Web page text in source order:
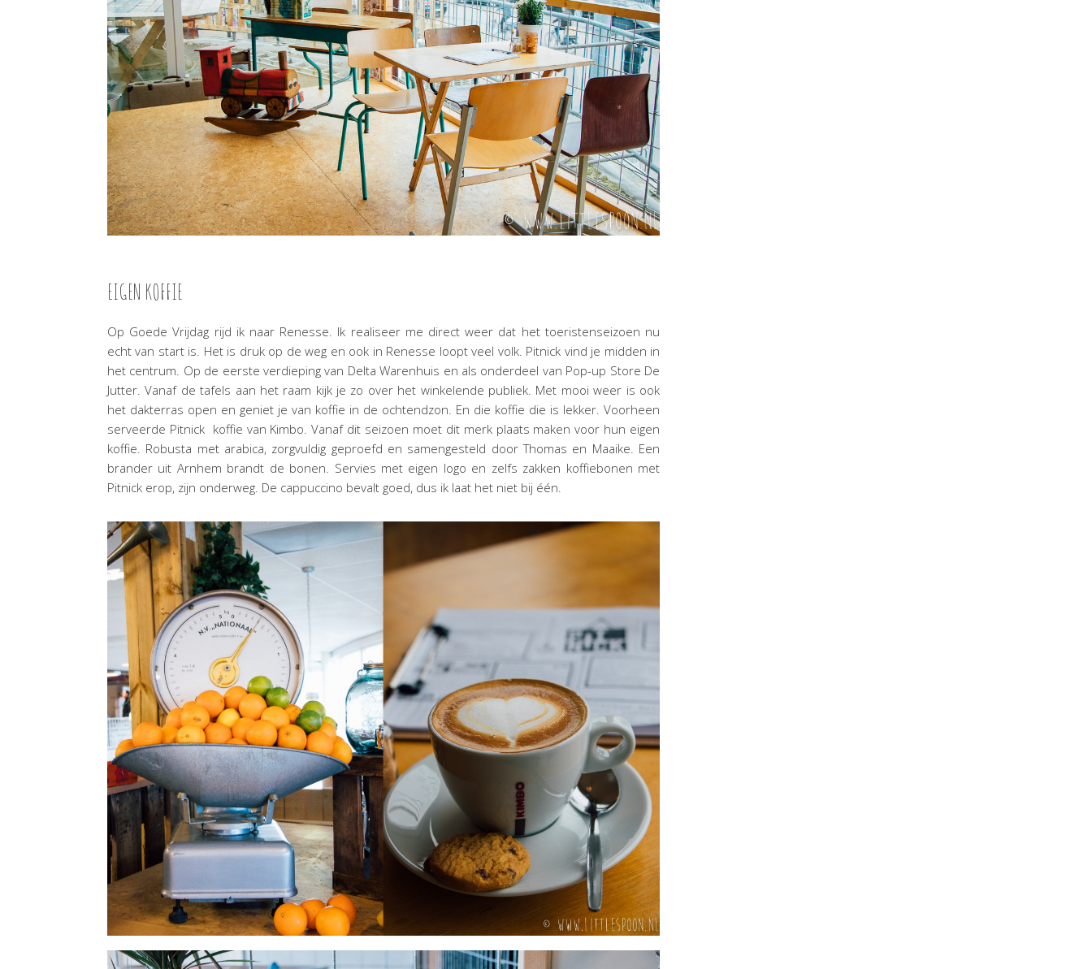
EIGEN KOFFIE
Op Goede Vrijdag rijd ik naar Renesse. Ik realiseer me direct weer dat het toeristenseizoen nu
echt van start is. Het is druk op de weg en ook in Renesse loopt veel volk. Pitnick vind je midden in
het centrum. Op de eerste verdieping van Delta Warenhuis en als onderdeel van Pop-up Store De
Jutter. Vanaf de tafels aan het raam kijk je zo over het winkelende publiek. Met mooi weer is ook
het dakterras open en geniet je van koffie in de ochtendzon. En die koffie die is lekker. Voorheen
serveerde Pitnick koffie van Kimbo. Vanaf dit seizoen moet dit merk plaats maken voor hun eigen
koffie. Robusta met arabica, zorgvuldig geproefd en samengesteld door Thomas en Maaike. Een
brander uit Arnhem brandt de bonen. Servies met eigen logo en zelfs zakken koffiebonen met
Pitnick erop, zijn onderweg. De cappuccino bevalt goed, dus ik laat het niet bij één.